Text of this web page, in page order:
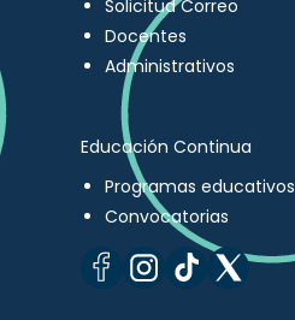
Solicitud Correo
Docentes
Administrativos
Educación Continua
Programas educativos
Convocatorias